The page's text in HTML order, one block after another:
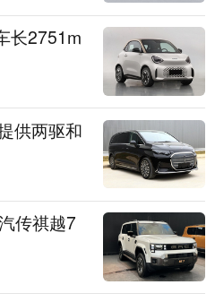
长2751m
供两驱和
传祺越7